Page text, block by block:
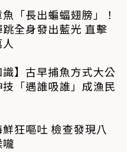
「長出蝙蝠翅膀」！
全身發出藍光 直擊
識】古早捕魚方式大公
「遇誰吸誰」成漁民
狂嘔吐 檢查發現八